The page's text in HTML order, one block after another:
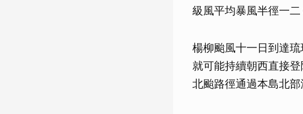
級風平均暴風半徑一二
楊柳颱風十一日到達
就可能持續朝西直接
北颱路徑通過本島北部